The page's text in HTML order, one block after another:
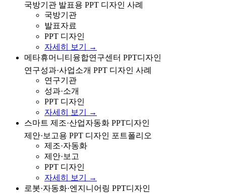
국방기관 발표용 PPT 디자인 사례
국방기관
발표자료
PPT 디자인
자세히 보기 →
메타휴머니티융합연구센터 연구성과/사업소개 PPT 디
자인 사례
메타휴머니티융합연구센터 PPT디자인
연구성과·사업소개 PPT 디자인 사례
연구기관
성과·소개
PPT 디자인
자세히 보기 →
스마트 제조·산업자동화 분야 제안/보고용 PPT 디자인
포트폴리오
스마트 제조·산업자동화 PPT디자인
제안·보고용 PPT 디자인 포트폴리오
제조·자동화
제안·보고
PPT 디자인
자세히 보기 →
로봇·자동화·엔지니어링 분야 피티링크 PPT 디자인 포
로봇·자동화·엔지니어링 PPT디자인